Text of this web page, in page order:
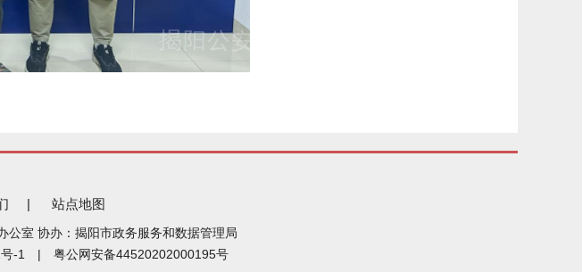
| 站点地图
公室 协办：揭阳市政务服务和数据管理局
-1 | 粤公网安备44520202000195号